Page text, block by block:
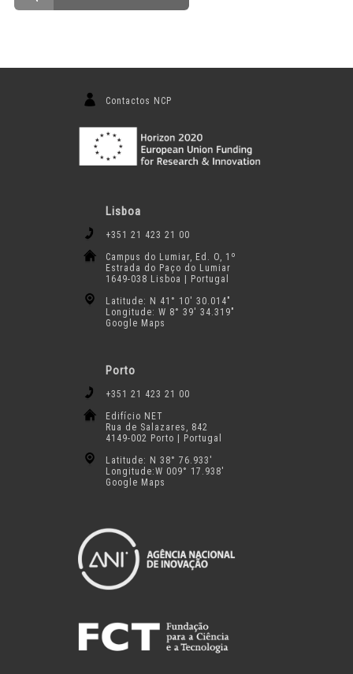
Contactos NCP
Lisboa
+351 21 423 21 00
Campus do Lumiar, Ed. O, 1º
Estrada do Paço do Lumiar
1649-038 Lisboa | Portugal
Latitude: N 41° 10′ 30.014″
Longitude: W 8° 39′ 34.319″
Google Maps
Porto
+351 21 423 21 00
Edifício NET
Rua de Salazares, 842
4149-002 Porto | Portugal
Latitude: N 38° 76.933′
Longitude:W 009° 17.938′
Google Maps